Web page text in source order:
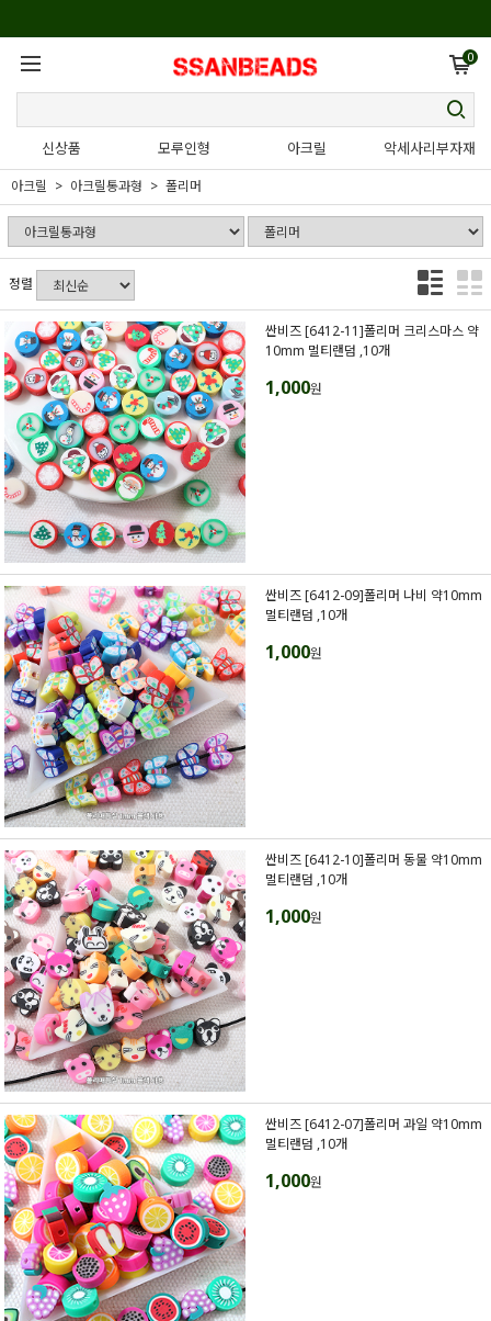
0
신상품 모루인형 아크릴 악세사리부자재
아크릴 아크릴통과형 폴리머
정렬
싼비즈 [6412-11]폴리머 크리스마스 약
10mm 멀티랜덤 ,10개
1,000원
싼비즈 [6412-09]폴리머 나비 약10mm
멀티랜덤 ,10개
1,000원
싼비즈 [6412-10]폴리머 동물 약10mm
멀티랜덤 ,10개
1,000원
싼비즈 [6412-07]폴리머 과일 약10mm
멀티랜덤 ,10개
1,000원